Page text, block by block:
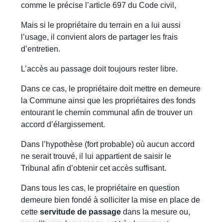
comme le précise l’article 697 du Code civil,
Mais si le propriétaire du terrain en a lui aussi
l’usage, il convient alors de partager les frais
d’entretien.
L’accès au passage doit toujours rester libre.
Dans ce cas, le propriétaire doit mettre en demeure
la Commune ainsi que les propriétaires des fonds
entourant le chemin communal afin de trouver un
accord d’élargissement.
Dans l’hypothèse (fort probable) où aucun accord
ne serait trouvé, il lui appartient de saisir le
Tribunal afin d’obtenir cet accès suffisant.
Dans tous les cas, le propriétaire en question
demeure bien fondé à solliciter la mise en place de
cetteservitude de passage dans la mesure ou,